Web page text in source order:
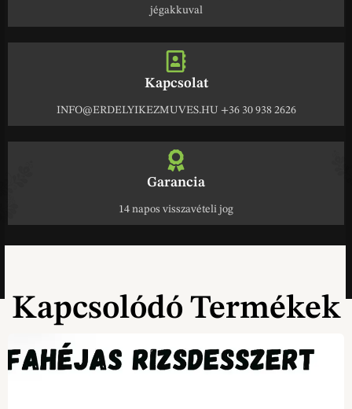
jégakkuval
Kapcsolat
INFO@ERDELYIKEZMUVES.HU +36 30 938 2626
Garancia
14 napos visszavételi jog
Kapcsolódó Termékek